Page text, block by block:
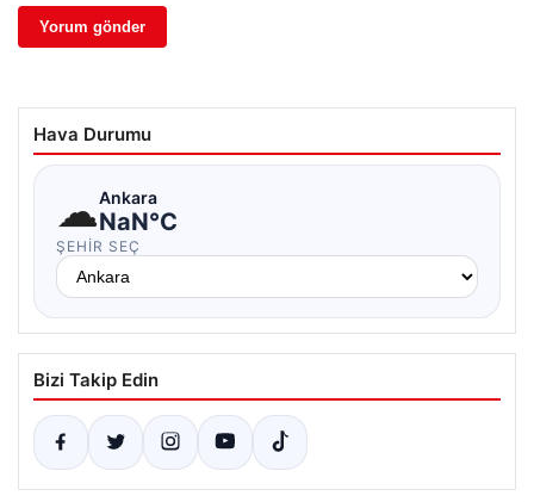
Hava Durumu
☁Ankara
NaN°C
ŞEHIR SEÇ
Bizi Takip Edin